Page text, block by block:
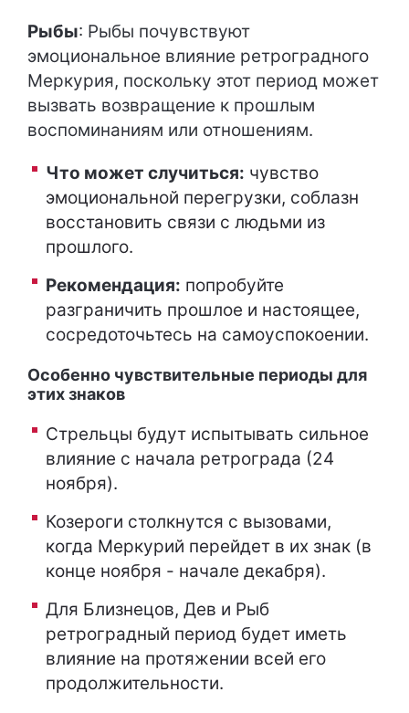
Рыбы: Рыбы почувствуют
эмоциональное влияние ретроградного
Меркурия, поскольку этот период может
вызвать возвращение к прошлым
воспоминаниям или отношениям.
Что может случиться: чувство
эмоциональной перегрузки, соблазн
восстановить связи с людьми из
прошлого.
Рекомендация: попробуйте
разграничить прошлое и настоящее,
сосредоточьтесь на самоуспокоении.
Особенно чувствительные периоды для
этих знаков
Стрельцы будут испытывать сильное
влияние с начала ретрограда (24
ноября).
Козероги столкнутся с вызовами,
когда Меркурий перейдет в их знак (в
конце ноября - начале декабря).
Для Близнецов, Дев и Рыб
ретроградный период будет иметь
влияние на протяжении всей его
продолжительности.